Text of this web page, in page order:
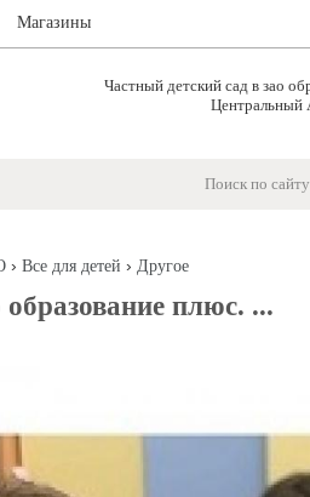
Магазины
Частный детский сад в зao
Центральный
› Все для детей › Другое
плюс. ...